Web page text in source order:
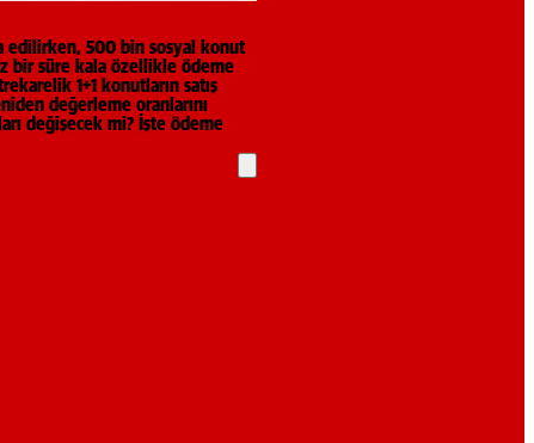
edilirken, 500 bin sosyal konut
bir süre kala özellikle ödeme
1+1 konutların satış
değerleme oranlarını
değişecek mi? İşte ödeme